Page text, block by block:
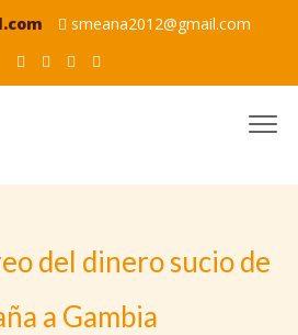
smeana2012@gmail.com
del dinero sucio de
a Gambia